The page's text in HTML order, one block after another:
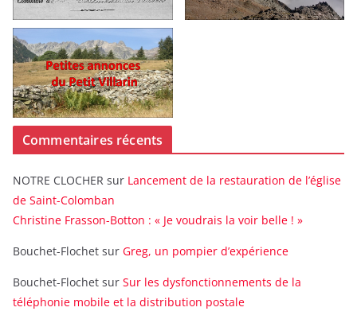
Commentaires récents
NOTRE CLOCHER sur Lancement de la restauration de l’église
de Saint-Colomban
Christine Frasson-Botton : « Je voudrais la voir belle ! »
Bouchet-Flochet sur Greg, un pompier d’expérience
Bouchet-Flochet sur Sur les dysfonctionnements de la
téléphonie mobile et la distribution postale